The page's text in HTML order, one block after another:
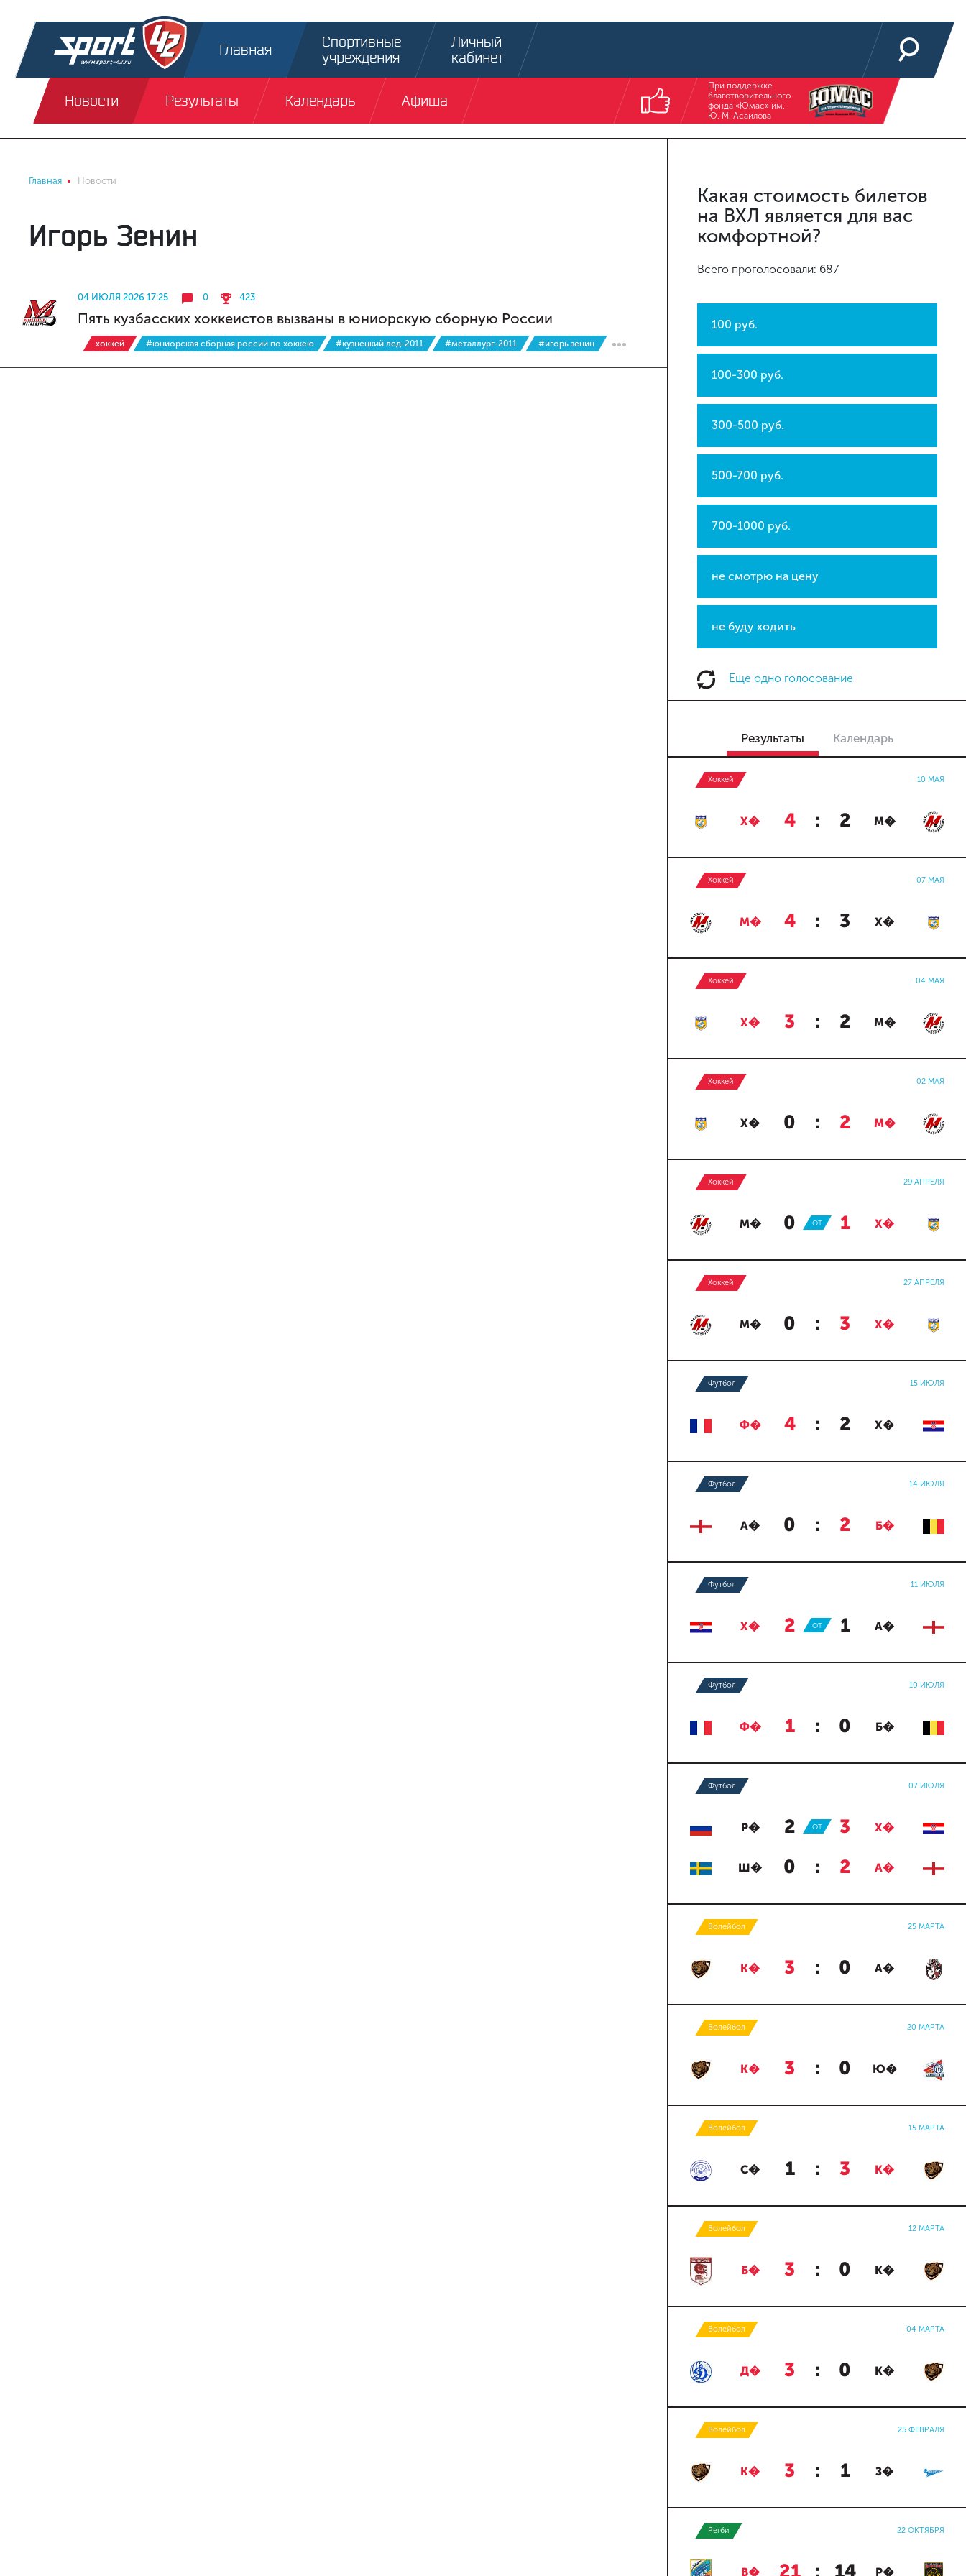
Главная
Спортивные
учреждения
Личный
кабинет
Новости Результаты Календарь Афиша
При поддержке
благотворительного
фонда «Юмас» им.
Ю. М. Асаилова
Главная Новости
Игорь Зенин
04 ИЮЛЯ 2026 17:25 0 423
Пять кузбасских хоккеистов вызваны в юниорскую сборную России
хоккей #юниорская сборная россии по хоккею #кузнецкий лед-2011 #металлург-2011 #игорь зенин
Какая стоимость билетов
на ВХЛ является для вас
комфортной?
Всего проголосовали: 687
100 руб.
100-300 руб.
300-500 руб.
500-700 руб.
700-1000 руб.
не смотрю на цену
не буду ходить
Еще одно голосование
Результаты Календарь
Хоккей 10 МАЯ
Х� 4 : 2 М�
Хоккей 07 МАЯ
М� 4 : 3 Х�
Хоккей 04 МАЯ
Х� 3 : 2 М�
Хоккей 02 МАЯ
Х� 0 : 2 М�
Хоккей 29 АПРЕЛЯ
М� 0 : 1 Х�
ОТ
Хоккей 27 АПРЕЛЯ
М� 0 : 3 Х�
Футбол 15 ИЮЛЯ
Ф� 4 : 2 Х�
Футбол 14 ИЮЛЯ
А� 0 : 2 Б�
Футбол 11 ИЮЛЯ
Х� 2 : 1 А�
ОТ
Футбол 10 ИЮЛЯ
Ф� 1 : 0 Б�
Футбол 07 ИЮЛЯ
Р� 2 : 3 Х�
ОТ
Ш� 0 : 2 А�
Волейбол 25 МАРТА
К� 3 : 0 А�
Волейбол 20 МАРТА
К� 3 : 0 Ю�
Волейбол 15 МАРТА
С� 1 : 3 К�
Волейбол 12 МАРТА
Б� 3 : 0 К�
Волейбол 04 МАРТА
Д� 3 : 0 К�
Волейбол 25 ФЕВРАЛЯ
К� 3 : 1 З�
Регби 22 ОКТЯБРЯ
В� 21 : 14 Р�